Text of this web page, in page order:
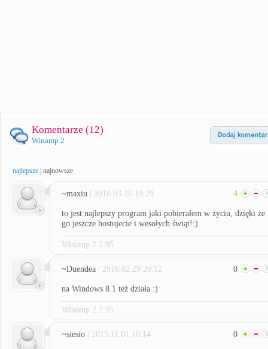
Komentarze (12)
Winamp 2
najlepsze najnowsze
~maxiu | 2016.03.26 19:29 4
to jest najlepszy program jaki pobierałem w życiu, dzięki że
go jeszcze hostujecie i wesołych świąt!:)
Winamp 2 2.95
~Duendea | 2016.02.29 20:12 0
na Windows 8.1 też działa :)
Winamp 2 2.95
~siesio | 2015.11.01 10:14 0